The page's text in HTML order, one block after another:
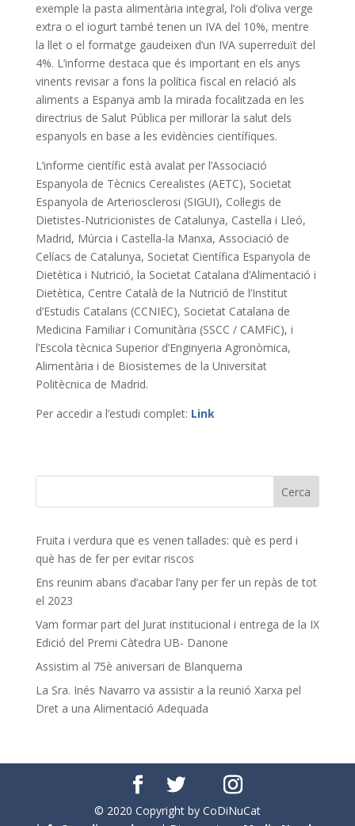
exemple la pasta alimentària integral, l’oli d’oliva verge
extra o el iogurt també tenen un IVA del 10%, mentre
la llet o el formatge gaudeixen d’un IVA superreduït del
4%. L’informe destaca que és important en els anys
vinents revisar a fons la política fiscal en relació als
aliments a Espanya amb la mirada focalitzada en les
directrius de Salut Pública per millorar la salut dels
espanyols en base a les evidències científiques.
L’informe científic està avalat per l’Associació
Espanyola de Tècnics Cerealistes (AETC), Societat
Espanyola de Arteriosclerosi (SIGUI), Col·legis de
Dietistes-Nutricionistes de Catalunya, Castella i Lleó,
Madrid, Múrcia i Castella-la Manxa, Associació de
Celíacs de Catalunya, Societat Científica Espanyola de
Dietètica i Nutrició, la Societat Catalana d’Alimentació i
Dietètica, Centre Català de la Nutrició de l’Institut
d’Estudis Catalans (CCNIEC), Societat Catalana de
Medicina Familiar i Comunitària (SSCC / CAMFiC), i
l’Escola tècnica Superior d’Enginyeria Agronòmica,
Alimentària i de Biosistemes de la Universitat
Politècnica de Madrid.
Per accedir a l’estudi complet: Link
Fruita i verdura que es venen tallades: què es perd i
què has de fer per evitar riscos
Ens reunim abans d’acabar l’any per fer un repàs de tot
el 2023
Vam formar part del Jurat institucional i entrega de la IX
Edició del Premi Càtedra UB- Danone
Assistim al 75è aniversari de Blanquerna
La Sra. Inés Navarro va assistir a la reunió Xarxa pel
Dret a una Alimentació Adequada
© 2020 Copyright by CoDiNuCat